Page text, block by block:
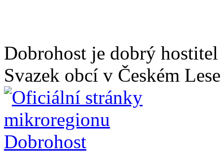
Dobrohost je dobrý hostitel
Svazek obcí v Českém Lese